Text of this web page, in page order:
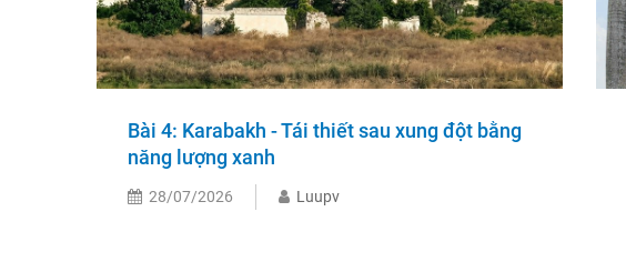
Bài 4: Karabakh - Tái thiết sau xung đột bằng
năng lượng xanh
28/07/2026 Luupv